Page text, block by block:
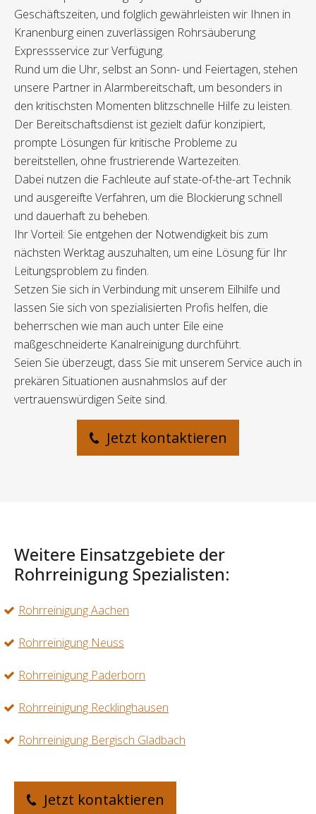
Geschäftszeiten, und folglich gewährleisten wir Ihnen in
Kranenburg einen zuverlässigen Rohrsäuberung
Expressservice zur Verfügung.
Rund um die Uhr, selbst an Sonn- und Feiertagen, stehen
unsere Partner in Alarmbereitschaft, um besonders in
den kritischsten Momenten blitzschnelle Hilfe zu leisten.
Der Bereitschaftsdienst ist gezielt dafür konzipiert,
prompte Lösungen für kritische Probleme zu
bereitstellen, ohne frustrierende Wartezeiten.
Dabei nutzen die Fachleute auf state-of-the-art Technik
und ausgereifte Verfahren, um die Blockierung schnell
und dauerhaft zu beheben.
Ihr Vorteil: Sie entgehen der Notwendigkeit bis zum
nächsten Werktag auszuhalten, um eine Lösung für Ihr
Leitungsproblem zu finden.
Setzen Sie sich in Verbindung mit unserem Eilhilfe und
lassen Sie sich von spezialisierten Profis helfen, die
beherrschen wie man auch unter Eile eine
maßgeschneiderte Kanalreinigung durchführt.
Seien Sie überzeugt, dass Sie mit unserem Service auch in
prekären Situationen ausnahmslos auf der
vertrauenswürdigen Seite sind.
Jetzt kontaktieren
Weitere Einsatzgebiete der
Rohrreinigung Spezialisten:
Rohrreinigung Aachen
Rohrreinigung Neuss
Rohrreinigung Paderborn
Rohrreinigung Recklinghausen
Rohrreinigung Bergisch Gladbach
Jetzt kontaktieren